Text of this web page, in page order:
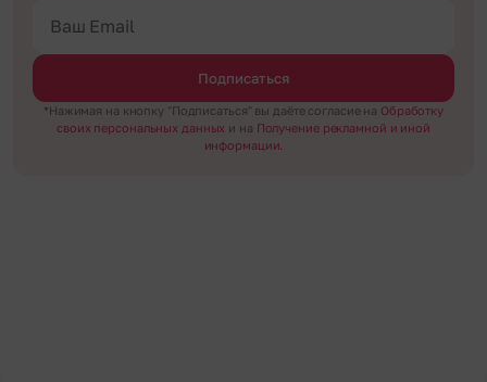
Подписаться
*Нажимая на кнопку "Подписаться" вы даёте согласие на Обработку
своих персональных данных и на Получение рекламной и иной
информации.